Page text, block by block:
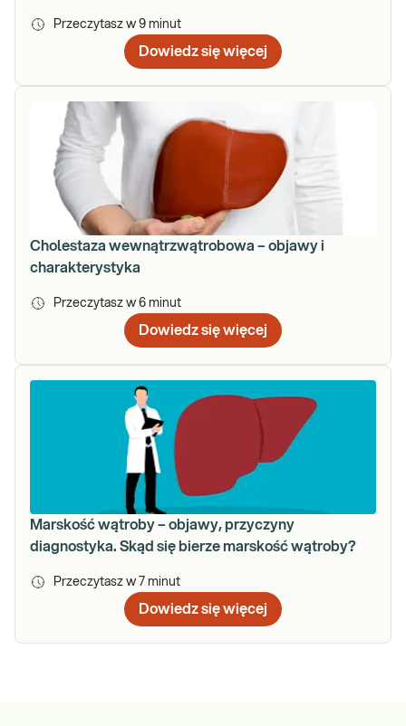
Przeczytasz w 9 minut
Dowiedz się więcej
Cholestaza wewnątrzwątrobowa – objawy i
charakterystyka
Przeczytasz w 6 minut
Dowiedz się więcej
Marskość wątroby – objawy, przyczyny
diagnostyka. Skąd się bierze marskość wątroby?
Przeczytasz w 7 minut
Dowiedz się więcej